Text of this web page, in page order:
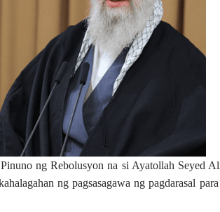
Pinuno ng Rebolusyon na si Ayatollah Seyed
ng pagsasagawa ng pagdarasal